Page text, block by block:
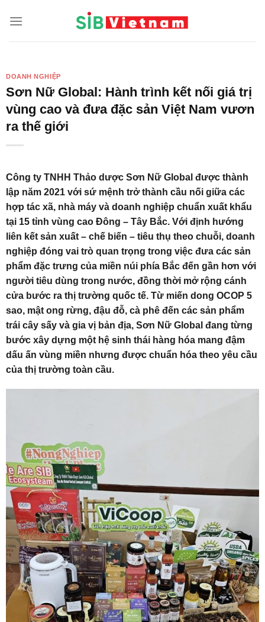
DOANH NGHIỆP
Sơn Nữ Global: Hành trình kết nối giá trị
vùng cao và đưa đặc sản Việt Nam vươn
ra thế giới
Công ty TNHH Thảo dược Sơn Nữ Global được thành
lập năm 2021 với sứ mệnh trở thành cầu nối giữa các
hợp tác xã, nhà máy và doanh nghiệp chuẩn xuất khẩu
tại 15 tỉnh vùng cao Đông – Tây Bắc. Với định hướng
liên kết sản xuất – chế biến – tiêu thụ theo chuỗi, doanh
nghiệp đóng vai trò quan trọng trong việc đưa các sản
phẩm đặc trưng của miền núi phía Bắc đến gần hơn với
người tiêu dùng trong nước, đồng thời mở rộng cánh
cửa bước ra thị trường quốc tế. Từ miến dong OCOP 5
sao, mật ong rừng, đậu đỗ, cà phê đến các sản phẩm
trái cây sấy và gia vị bản địa, Sơn Nữ Global đang từng
bước xây dựng một hệ sinh thái hàng hóa mang đậm
dấu ấn vùng miền nhưng được chuẩn hóa theo yêu cầu
của thị trường toàn cầu.